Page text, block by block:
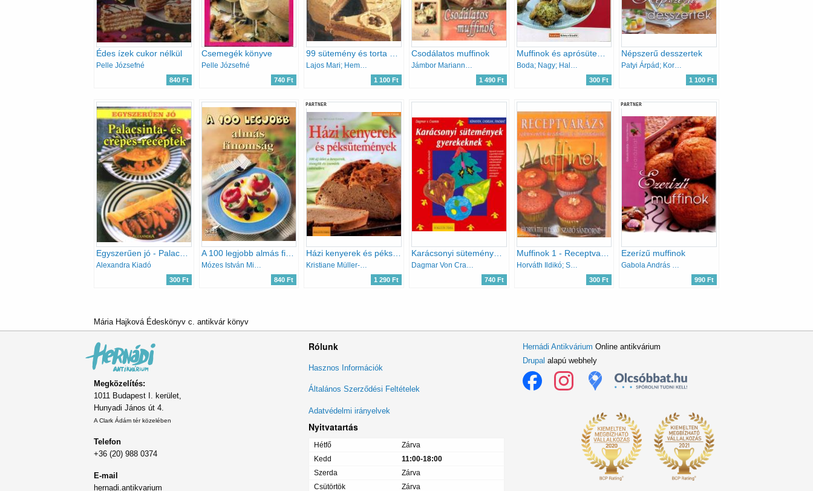
Édes ízek cukor nélkül
Pelle Józsefné
840 Ft
Csemegék könyve
Pelle Józsefné
740 Ft
99 sütemény és torta 33 színes ételfotóval
Lajos Mari; Hemző Károly
1 100 Ft
Csodálatos muffinok
Jámbor Mariann; Kiss Szilvia
1 490 Ft
Muffinok és aprósütemények könyve
Boda; Nagy; Halmos Monika
300 Ft
Népszerű desszertek
Patyi Árpád; Korpádi Péter
1 100 Ft
Alexandra Kiadó
300 Ft
A 100 legjobb almás finomság
Mózes István Miklós Bártfai László
840 Ft
PARTNER
Kristiane Müller-Urban
1 290 Ft
Karácsonyi sütemények gyerekeknek (könnyen, gyorsan, finomat)
Dagmar Von Cramm
740 Ft
Horváth Ildikó; Szabó Sándorné
300 Ft
PARTNER
Ezerízű muffinok
Gabola András Halmos Mónika
990 Ft
Mária Hajková Édeskönyv c. antikvár könyv
Megközelítés:
1011 Budapest I. kerület,
Hunyadi János út 4.
A Clark Ádám tér közelében
Telefon
+36 (20) 988 0374
E-mail
hernadi.antikvarium
Rólunk
Lábléc
menü
Hasznos Információk
Általános Szerződési Feltételek
Adatvédelmi irányelvek
Nyitvatartás
Hétfő
Zárva
Kedd
11:00-18:00
Szerda
Zárva
Csütörtök
Zárva
Hernádi Antikvárium Online antikvárium
Drupal alapú webhely